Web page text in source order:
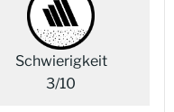
Schwierigkeit
3/10